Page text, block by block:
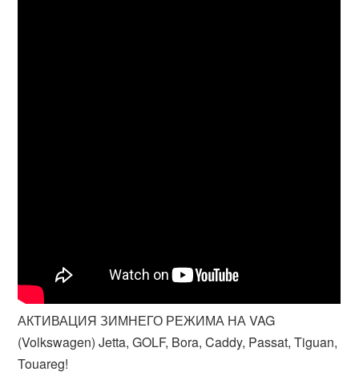
АКТИВАЦИЯ ЗИМНЕГО РЕЖИМА НА VAG
(Volkswagen) Jetta, GOLF, Bora, Caddy, Passat, Tiguan,
Touareg!